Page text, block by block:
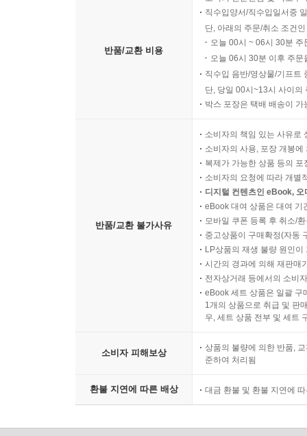
반품/교환 비용
직수입양서/직수입일서중
단, 아래의 주문/취소 조건
오늘 00시 ~ 06시 30분
오늘 06시 30분 이후 주
직수입 음반/영상물/기프트
단, 당일 00시~13시 사이의
박스 포장은 택배 배송이
반품/교환 불가사유
소비자의 책임 있는 사유로
소비자의 사용, 포장 개봉
복제가 가능한 상품 등의
소비자의 요청에 따라 개별
디지털 컨텐츠인 eBook,
eBook 대여 상품은 대여 기
모바일 쿠폰 등록 후 취소/
중고상품이 구매확정(자동
LP상품의 재생 불량 원인
시간의 경과에 의해 재판매
전자상거래 등에서의 소비
eBook 세트 상품은 일괄 구
1개의 상품으로 취급 및 판
우, 세트 상품 전부 및 세트
소비자 피해보상
상품의 불량에 의한 반품,
준하여 처리됨
환불 지연에 따른 배상 대금 환불 및 환불 지연에